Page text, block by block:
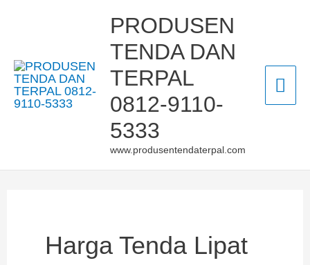
PRODUSEN
TENDA DAN
TERPAL
0812-9110-
5333
www.produsentendaterpal.com
Harga Tenda Lipat